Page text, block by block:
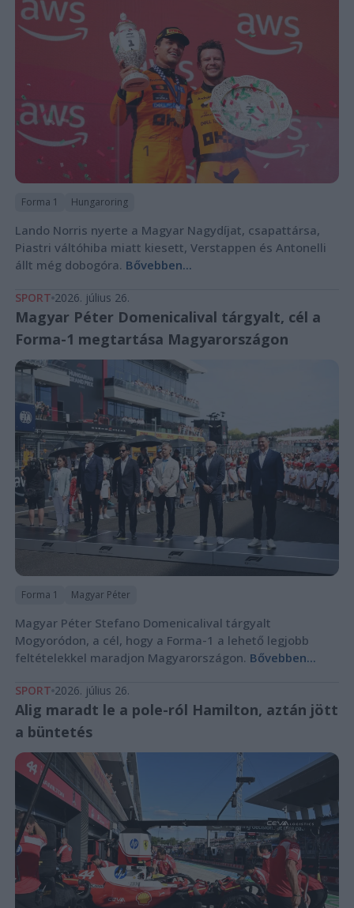
Forma 1 Hungaroring
Lando Norris nyerte a Magyar Nagydíjat, csapattársa,
Piastri váltóhiba miatt kiesett, Verstappen és Antonelli
állt még dobogóra. Bővebben...
SPORT 2026. július 26.
Magyar Péter Domenicalival tárgyalt, cél a
Forma-1 megtartása Magyarországon
Forma 1 Magyar Péter
Magyar Péter Stefano Domenicalival tárgyalt
Mogyoródon, a cél, hogy a Forma-1 a lehető legjobb
feltételekkel maradjon Magyarországon. Bővebben...
SPORT 2026. július 26.
Alig maradt le a pole-ról Hamilton, aztán jött
a büntetés